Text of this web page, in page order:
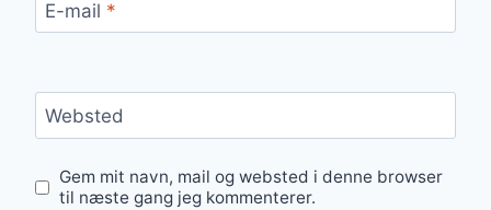
E-mail *
Websted
Gem mit navn, mail og websted i denne browser
til næste gang jeg kommenterer.